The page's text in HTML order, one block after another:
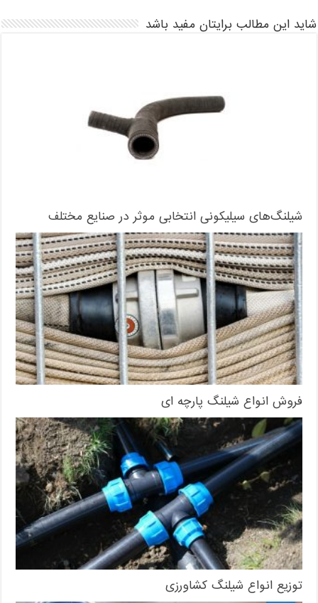
شاید این مطالب برایتان مفید باشد
شیلنگ‌های سیلیکونی انتخابی موثر در صنایع مختلف
فروش انواع شیلنگ پارچه ای
توزیع انواع شیلنگ کشاورزی